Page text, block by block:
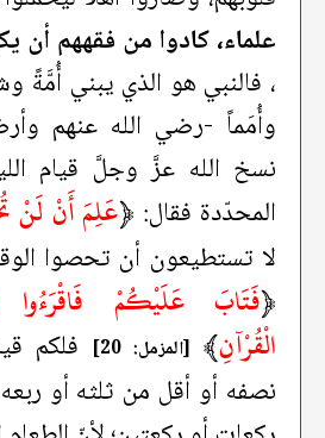
علماء، كادوا من فقههم أن
، فالنبي هو الذي يبني أُمَّةً
وأُمَماً -رضي الله عنهم
نسخ الله عزَّ وجلَّ قيام
المحدّدة فقال: ﴿عَلِمَ أَنْ لَنْ
لا تستطيعون أن تحصوا
﴿فَتَابَ عَلَيْكُمْ
الْقُرْآنِ﴾ [المزمل: 20]
فلكم
نصفه أو أقل من ثلثه أو